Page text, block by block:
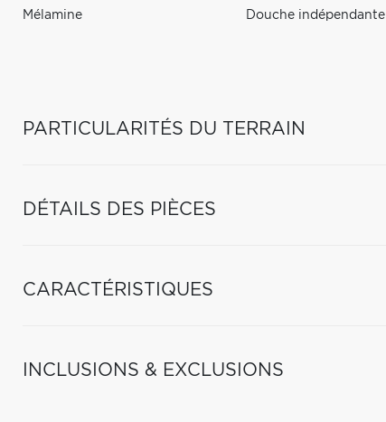
Mélamine
Douche indépendante
PARTICULARITÉS DU TERRAIN
DÉTAILS DES PIÈCES
CARACTÉRISTIQUES
INCLUSIONS & EXCLUSIONS